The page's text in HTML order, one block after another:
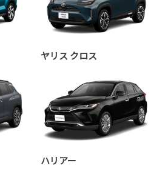
ヤリス クロス
ハリアー